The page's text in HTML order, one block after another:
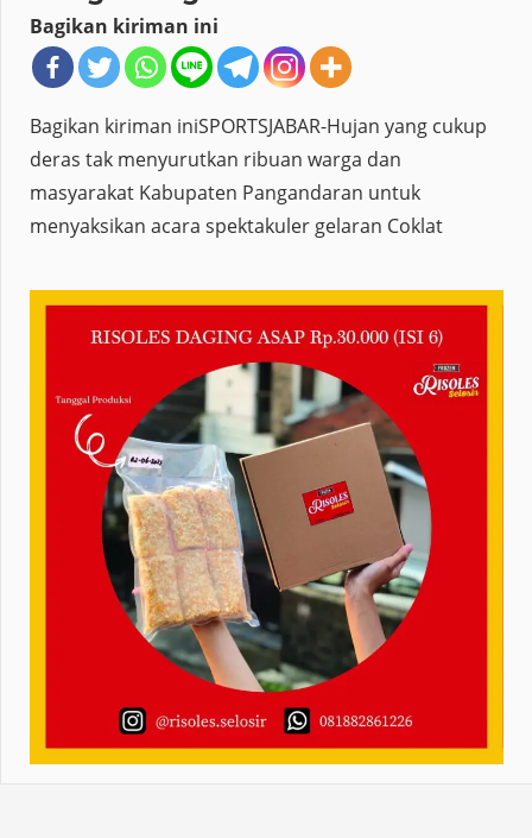
Bagikan kiriman ini
Bagikan kiriman iniSPORTSJABAR-Hujan yang cukup
deras tak menyurutkan ribuan warga dan
masyarakat Kabupaten Pangandaran untuk
menyaksikan acara spektakuler gelaran Coklat